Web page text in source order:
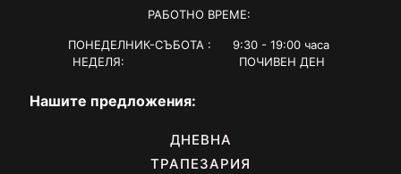
РАБОТНО ВРЕМЕ:
ПОНЕДЕЛНИК-СЪБОТА : 9:30 - 19:00 часа
НЕДЕЛЯ: ПОЧИВЕН ДЕН
Нашите предложения:
ДНЕВНА
ТРАПЕЗАРИЯ